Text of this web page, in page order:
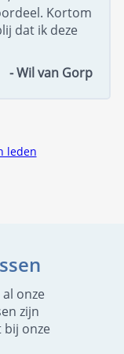
Kortom
dat ik deze
- Wil van Gorp
leden
onze
zijn
onze